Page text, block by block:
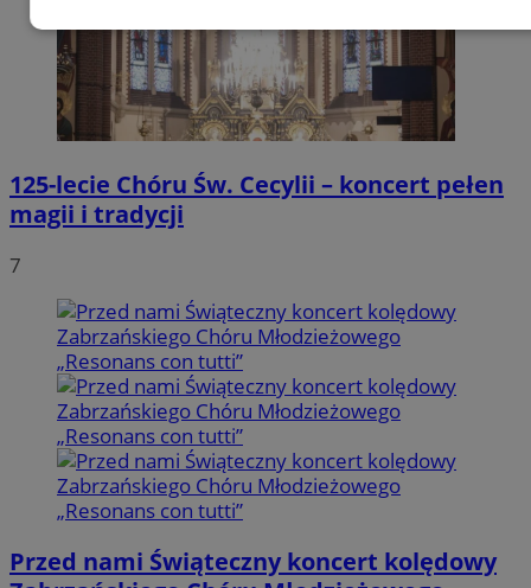
125-lecie Chóru Św. Cecylii – koncert pełen
magii i tradycji
7
Przed nami Świąteczny koncert kolędowy
Niezbędne Wydajność Targetowanie
Funkcjonalność Niesklasyfikowane
Funkcjonalność
Niesklasyfikowane
Niezbędne pliki cookie umożliwiają korzystanie z
podstawowych funkcji strony internetowej, takich jak
logowanie użytkownika i zarządzanie kontem. Bez
niezbędnych plików cookie nie można prawidłowo
korzystać ze strony internetowej.
Nazwa
Provider/
Domena